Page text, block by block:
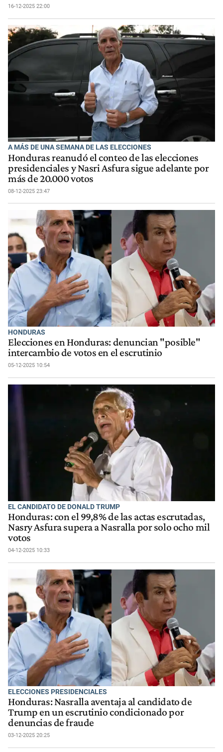
16-12-2025 22:00
A MÁS DE UNA SEMANA DE LAS ELECCIONES
Honduras reanudó el conteo de las elecciones
presidenciales y Nasri Asfura sigue adelante por
más de 20.000 votos
08-12-2025 23:47
HONDURAS
Elecciones en Honduras: denuncian "posible"
intercambio de votos en el escrutinio
05-12-2025 10:54
EL CANDIDATO DE DONALD TRUMP
Honduras: con el 99,8% de las actas escrutadas,
Nasry Asfura supera a Nasralla por solo ocho mil
votos
04-12-2025 10:33
ELECCIONES PRESIDENCIALES
Honduras: Nasralla aventaja al candidato de
Trump en un escrutinio condicionado por
denuncias de fraude
03-12-2025 20:25